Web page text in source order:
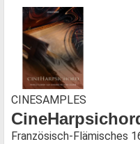
CINESAMPLES
Französisch-Flämisches